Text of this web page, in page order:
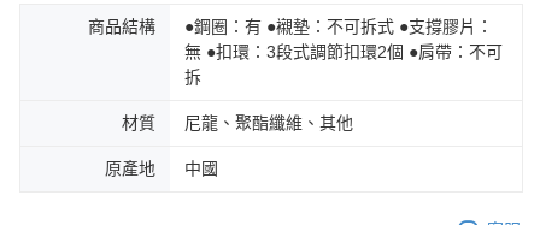
商品結構
●鋼圈：有 ●襯墊：不可拆式 ●支撐膠片：
無 ●扣環：3段式調節扣環2個 ●肩帶：不可
拆
材質 尼龍、聚酯纖維、其他
原產地 中國